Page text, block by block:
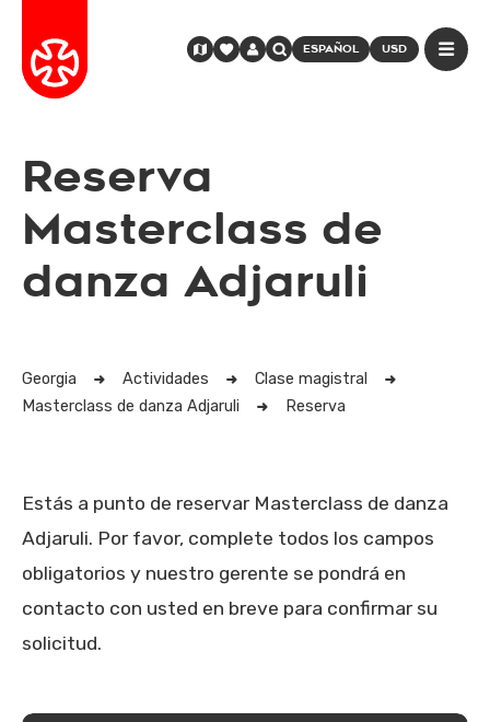
ESPAÑOL USD
Reserva
Masterclass de
danza Adjaruli
Georgia Actividades
Clase magistral
Masterclass de danza Adjaruli
Reserva
Estás a punto de reservar Masterclass de danza
Adjaruli. Por favor, complete todos los campos
obligatorios y nuestro gerente se pondrá en
contacto con usted en breve para confirmar su
solicitud.